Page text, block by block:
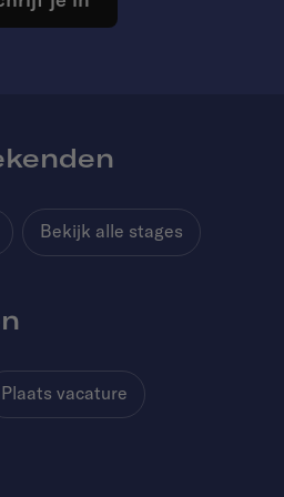
Bekijk alle stages
Plaats vacature